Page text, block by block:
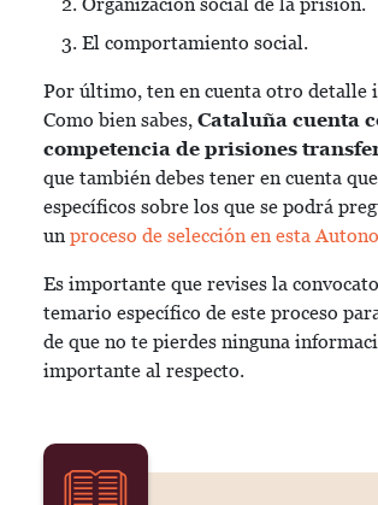
El comportamiento social.
Por último, ten en cuenta otro detalle
Como bien sabes, Cataluña cuenta
competencia de prisiones
que también debes tener en cuenta
específicos sobre los que se podrá
un proceso de selección en esta
Es importante que revises la
temario específico de este proceso
de que no te pierdes ninguna
importante al respecto.